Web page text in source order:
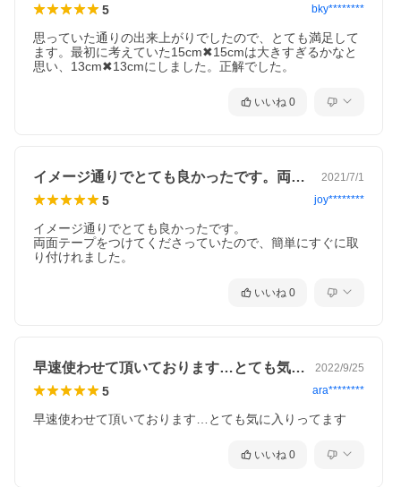
5 bky********
思っていた通りの出来上がりでしたので、とても満足して
ます。最初に考えていた15cm✖︎15cmは大きすぎるかなと
思い、13cm✖︎13cmにしました。正解でした。
いいね 0
イメージ通りでとても良かったです。両面… 2021/7/1
5 joy********
イメージ通りでとても良かったです。
両面テープをつけてくださっていたので、簡単にすぐに取
り付けれました。
いいね 0
早速使わせて頂いております…とても気に… 2022/9/25
5 ara********
早速使わせて頂いております…とても気に入りってます
いいね 0